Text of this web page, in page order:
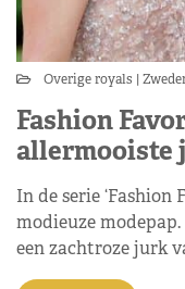
Overige royals
Fashion
allermooiste
In de serie ‘Fashion
modieuze
een zachtroze jurk